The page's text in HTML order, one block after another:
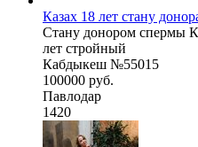
Казах 18 лет стану
Стану донором спермы
лет стройный
Кабдыкеш №55015
100000 руб.
Павлодар
1420